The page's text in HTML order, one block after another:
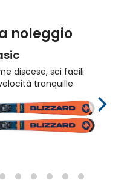
noleggio
discese, sci facili
tranquille